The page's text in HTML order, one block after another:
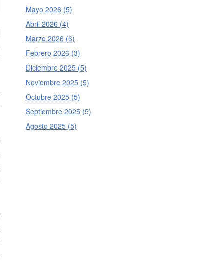
Mayo 2026 (5)
Abril 2026 (4)
Marzo 2026 (6)
Febrero 2026 (3)
Diciembre 2025 (5)
Noviembre 2025 (5)
Octubre 2025 (5)
Septiembre 2025 (5)
Agosto 2025 (5)